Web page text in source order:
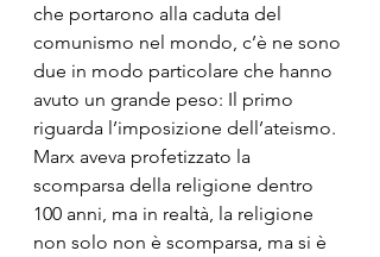
che portarono alla caduta del
comunismo nel mondo, c’è ne sono
due in modo particolare che hanno
avuto un grande peso: Il primo
riguarda l’imposizione dell’ateismo.
Marx aveva profetizzato la
scomparsa della religione dentro
100 anni, ma in realtà, la religione
non solo non è scomparsa, ma si è